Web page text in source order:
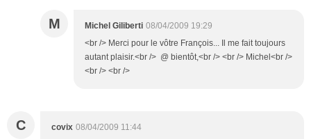
M Michel Giliberti 08/04/2009 19:29
<br /> Merci pour le vôtre François... Il me fait toujours
autant plaisir.<br /> @ bientôt,<br /> <br /> Michel<br />
<br /> <br />
C covix 08/04/2009 11:44